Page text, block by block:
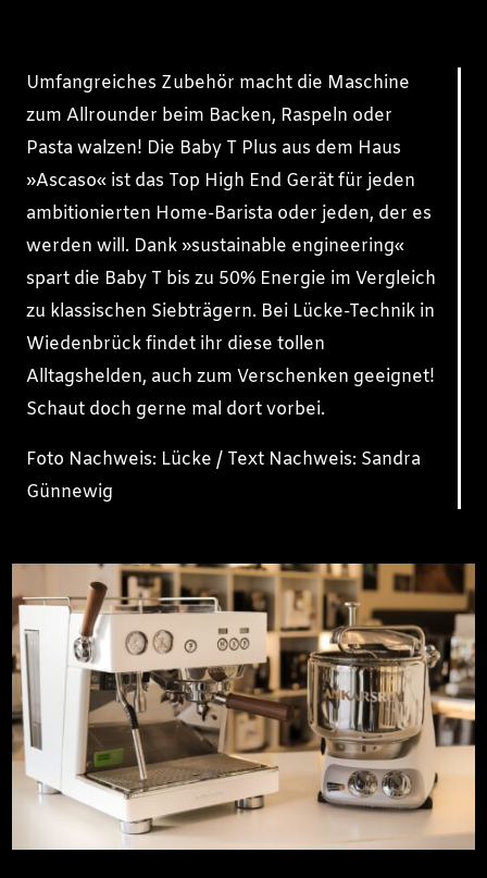
Umfangreiches Zubehör macht die Maschine
zum Allrounder beim Backen, Raspeln oder
Pasta walzen! Die Baby T Plus aus dem Haus
»Ascaso« ist das Top High End Gerät für jeden
ambitionierten Home-Barista oder jeden, der es
werden will. Dank »sustainable engineering«
spart die Baby T bis zu 50% Energie im Vergleich
zu klassischen Siebträgern. Bei Lücke-Technik in
Wiedenbrück findet ihr diese tollen
Alltagshelden, auch zum Verschenken geeignet!
Schaut doch gerne mal dort vorbei.
Foto Nachweis: Lücke / Text Nachweis: Sandra
Günnewig